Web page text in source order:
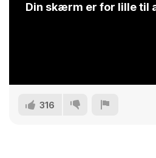
Din skærm er for lille til
316